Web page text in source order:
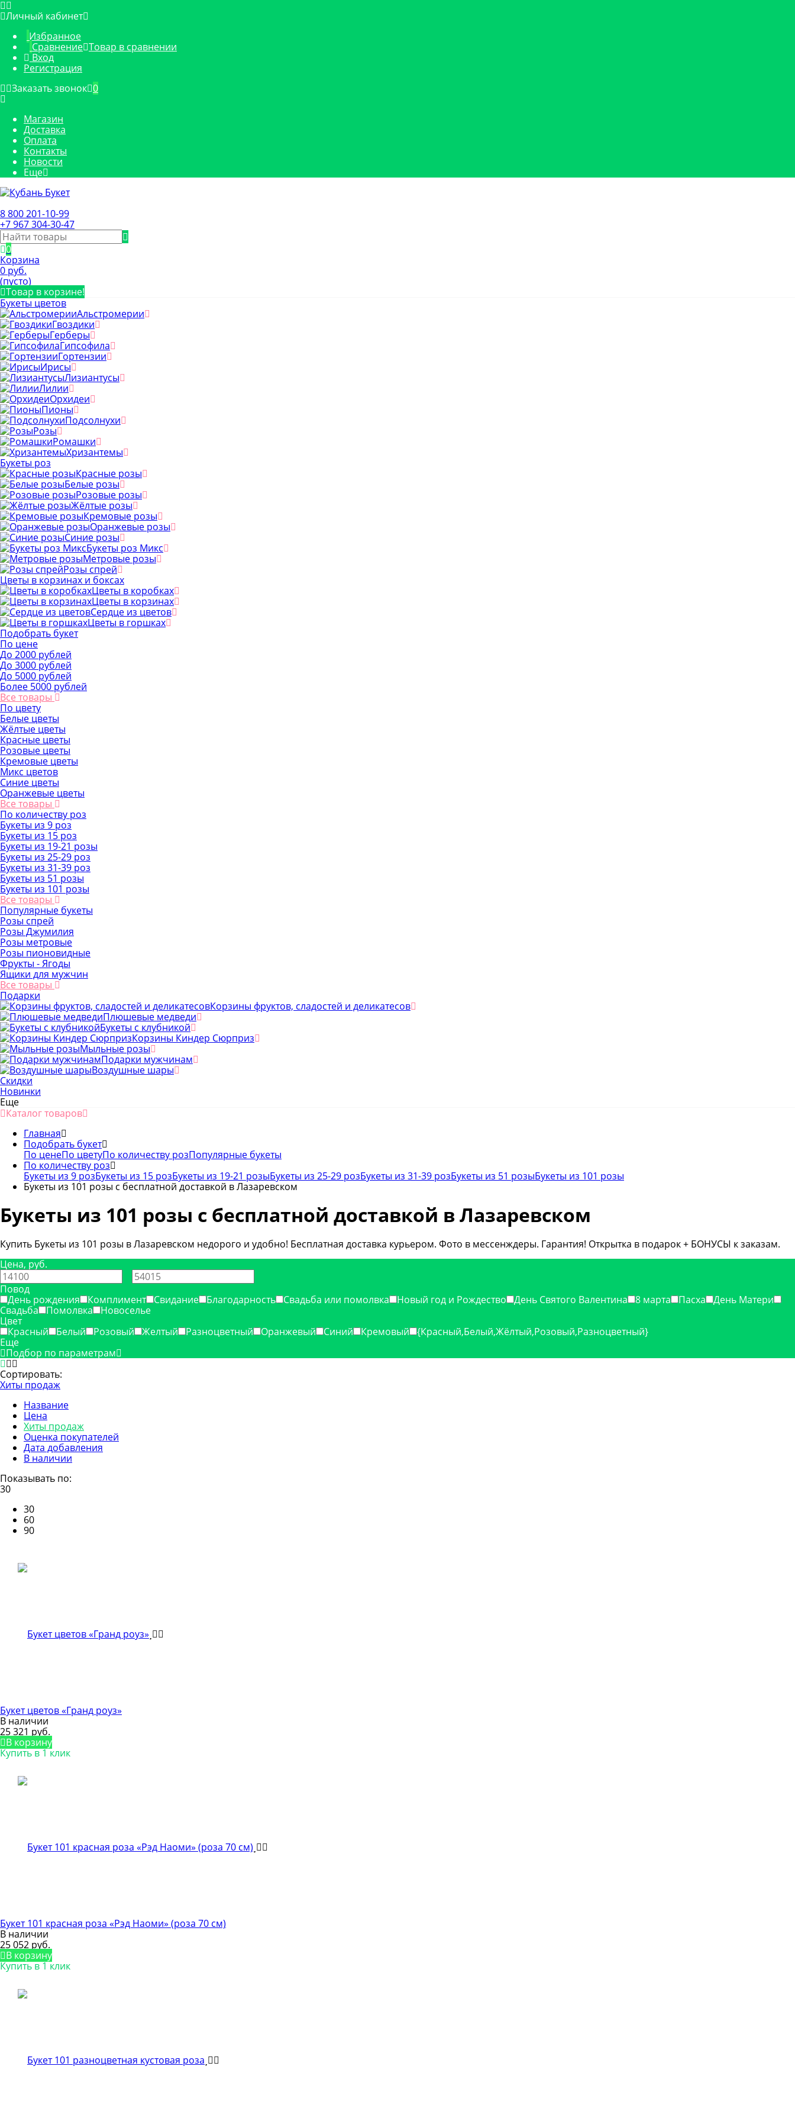
Личный кабинет
Избранное
Сравнение Товар в сравнении
Вход
Регистрация
Заказать звонок 0
Магазин
Доставка
Оплата
Контакты
Новости
Еще
8 800 201-10-99
+7 967 304-30-47
0
Корзина
0 руб.
(пусто)
Товар в корзине!
Букеты цветов
Альстромерии
Гвоздики
Герберы
Гипсофила
Гортензии
Ирисы
Лизиантусы
Лилии
Орхидеи
Пионы
Подсолнухи
Розы
Ромашки
Хризантемы
Букеты роз
Красные розы
Белые розы
Розовые розы
Жёлтые розы
Кремовые розы
Оранжевые розы
Синие розы
Букеты роз Микс
Метровые розы
Розы спрей
Цветы в корзинах и боксах
Цветы в коробках
Цветы в корзинах
Сердце из цветов
Цветы в горшках
Подобрать букет
По цене
До 2000 рублей
До 3000 рублей
До 5000 рублей
Более 5000 рублей
Все товары
По цвету
Белые цветы
Жёлтые цветы
Красные цветы
Розовые цветы
Кремовые цветы
Микс цветов
Синие цветы
Оранжевые цветы
Все товары
По количеству роз
Букеты из 9 роз
Букеты из 15 роз
Букеты из 19-21 розы
Букеты из 25-29 роз
Букеты из 31-39 роз
Букеты из 51 розы
Букеты из 101 розы
Все товары
Популярные букеты
Розы спрей
Розы Джумилия
Розы метровые
Розы пионовидные
Фрукты - Ягоды
Ящики для мужчин
Все товары
Подарки
Корзины фруктов, сладостей и деликатесов
Плюшевые медведи
Букеты с клубникой
Корзины Киндер Сюрприз
Мыльные розы
Подарки мужчинам
Воздушные шары
Скидки
Новинки
Еще
Каталог товаров
Главная
Подобрать букет
По ценеПо цветуПо количеству розПопулярные букеты
По количеству роз
Букеты из 9 розБукеты из 15 розБукеты из 19-21 розыБукеты из 25-29 розБукеты из 31-39 розБукеты из 51 розыБукеты из 101 розы
Букеты из 101 розы с бесплатной доставкой в Лазаревском
Букеты из 101 розы с бесплатной доставкой в Лазаревском
Купить Букеты из 101 розы в Лазаревском недорого и удобно! Бесплатная доставка курьером. Фото в мессенждеры. Гарантия! Открытка в подарок + БОНУСЫ к заказам.
Цена, руб.
Повод
День рождения
Комплимент Свидание Благодарность Свадьба или помолвка Новый год и Рождество День Святого Валентина 8 марта Пасха
День Матери
Свадьба
Помолвка
Новоселье
Цвет
Красный
Белый Розовый Желтый Разноцветный Оранжевый Синий Кремовый
{Красный,Белый,Жёлтый,Розовый,Разноцветный}
Еще
Подбор по параметрам
Сортировать:
Хиты продаж
Название
Цена
Хиты продаж
Оценка покупателей
Дата добавления
В наличии
Показывать по:
30
30
60
90
Букет цветов «Гранд роуз»
В наличии
25 321 руб.
В корзину
Купить в 1 клик
Букет 101 красная роза «Рэд Наоми» (роза 70 см)
В наличии
25 052 руб.
В корзину
Купить в 1 клик